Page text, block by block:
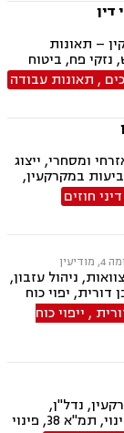
דין
– תאונות
נזקי פח, ביטוח
דיני עבודה –
התעמרות, הלנת
ייפוי כוח
הסכמי
, תאונות עבודה
ומסחרי, ייצוג
במקרקעין,
נזיקין, עסקאות
דיני חוזים
ניהול עזבון,
יפוי כוח
נוטריון,
עסקי, דיני
, ייפוי כוח
נדל"ן,
עסקאות מכר, דיני חוזים, פינוי בינוי, תמ"א 38, פינוי